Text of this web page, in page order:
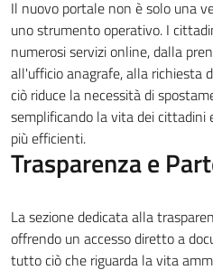
Il nuovo portale non è solo una
uno strumento operativo. I
numerosi servizi online, dalla
all'ufficio anagrafe, alla richiesta
ciò riduce la necessità di
semplificando la vita dei cittadini
più efficienti.
Trasparenza e
La sezione dedicata alla
offrendo un accesso diretto a
tutto ciò che riguarda la vita